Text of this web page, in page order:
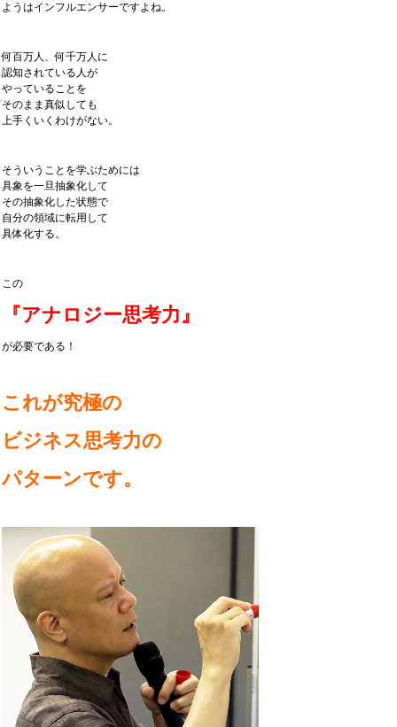
ようはインフルエンサーですよね。
何百万人、何千万人に
認知されている人が
やっていることを
そのまま真似しても
上手くいくわけがない。
そういうことを学ぶためには
具象を一旦抽象化して
その抽象化した状態で
自分の領域に転用して
具体化する。
この
『アナロジー思考力』
が必要である！
これが究極の
ビジネス思考力の
パターンです。